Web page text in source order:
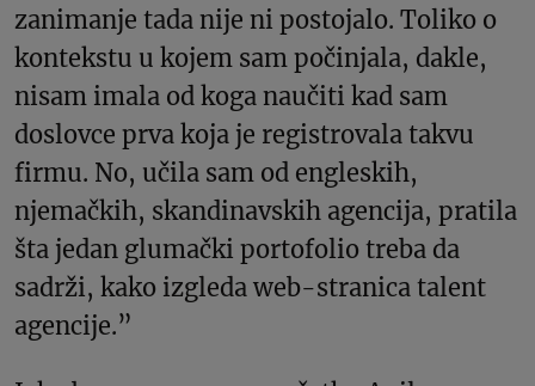
zanimanje tada nije ni postojalo. Toliko o
kontekstu u kojem sam počinjala, dakle,
nisam imala od koga naučiti kad sam
doslovce prva koja je registrovala takvu
firmu. No, učila sam od engleskih,
njemačkih, skandinavskih agencija, pratila
šta jedan glumački portofolio treba da
sadrži, kako izgleda web-stranica talent
agencije.”